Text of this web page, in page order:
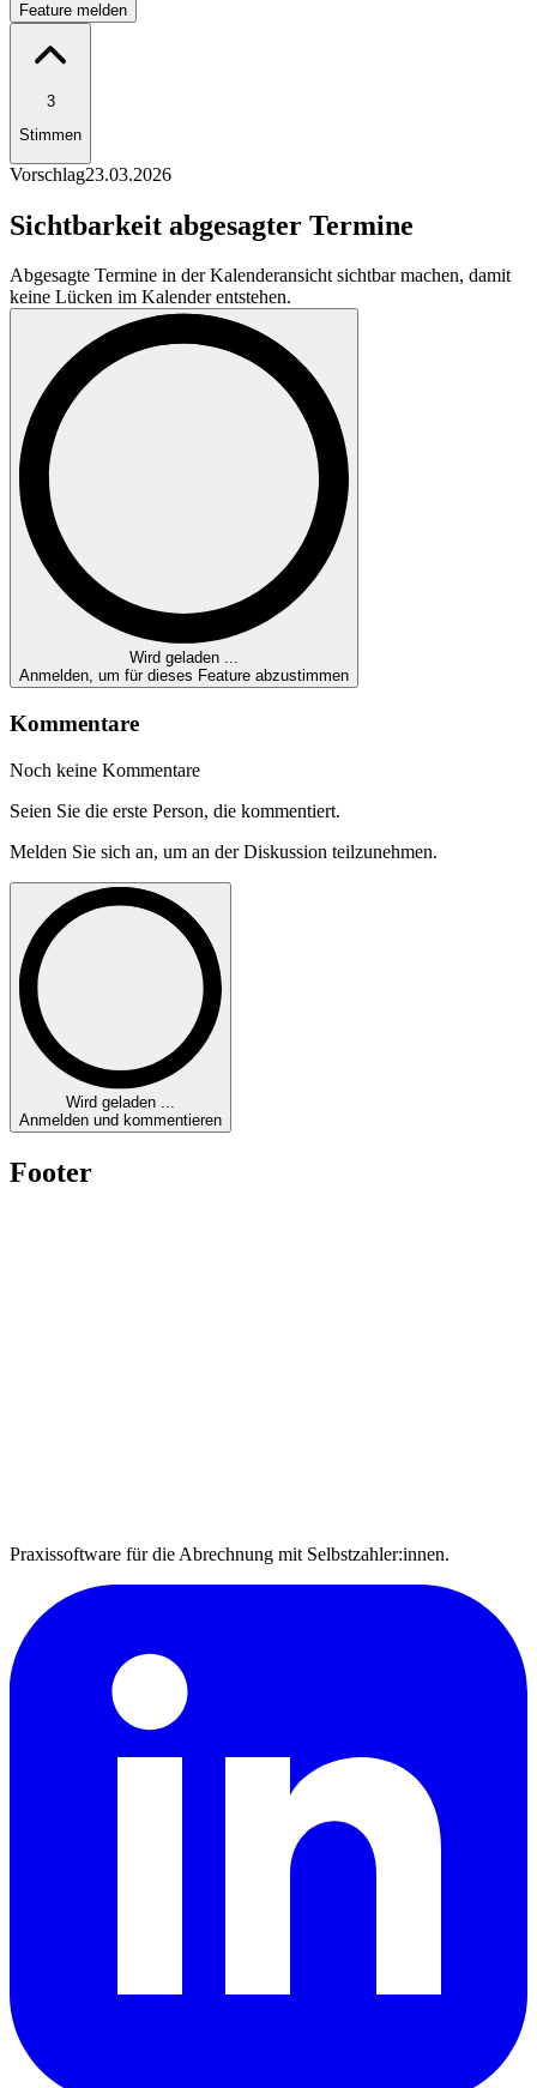
Feature melden
3
Stimmen
Vorschlag23.03.2026
Sichtbarkeit abgesagter Termine
Abgesagte Termine in der Kalenderansicht sichtbar machen, damit
keine Lücken im Kalender entstehen.
Wird geladen ...
Anmelden, um für dieses Feature abzustimmen
Kommentare
Noch keine Kommentare
Seien Sie die erste Person, die kommentiert.
Melden Sie sich an, um an der Diskussion teilzunehmen.
Wird geladen ...
Anmelden und kommentieren
Footer
Praxissoftware für die Abrechnung mit Selbstzahler:innen.